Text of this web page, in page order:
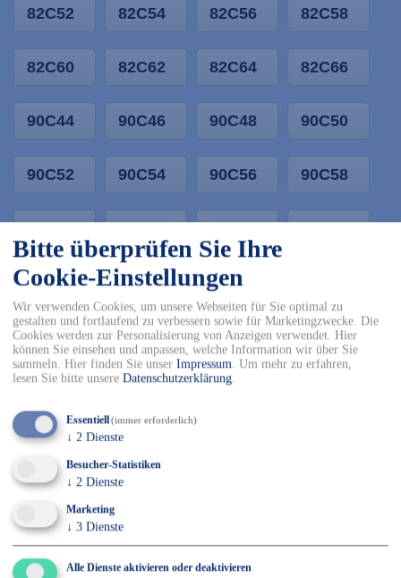
Bitte überprüfen Sie Ihre
Cookie-Einstellungen
Wir verwenden Cookies, um unsere Webseiten für Sie optimal zu
gestalten und fortlaufend zu verbessern sowie für Marketingzwecke. Die
Cookies werden zur Personalisierung von Anzeigen verwendet. Hier
können Sie einsehen und anpassen, welche Information wir über Sie
sammeln. Hier finden Sie unser Impressum. Um mehr zu erfahren,
lesen Sie bitte unsere Datenschutzerklärung.
Essentiell(immer erforderlich)
↓ 2 Dienste
Besucher-Statistiken
↓ 2 Dienste
Marketing
↓ 3 Dienste
Alle Dienste aktivieren oder deaktivieren
82C52 82C54 82C56 82C58
82C60 82C62 82C64 82C66
90C44 90C46 90C48 90C50
90C52 90C54 90C56 90C58
90C60 90C62 90C64 90C66
-
In den Warenkorb
✓ Kostenfreier Versand innerhalb DE ab 150€
✓ Versand mit DHL
✓ Sicher Einkaufen & Bezahlen
Details
87 % Baumwolle / 12 % Polyamid / 1 % Kohlefasern,
Größe: 44-66
Mascot Hose mit Knietaschen